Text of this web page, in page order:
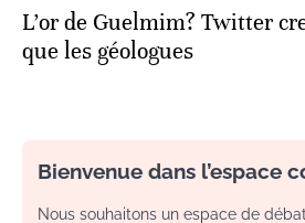
L’or de Guelmim? Twitter
que les géologues
Bienvenue dans l’espace
Nous souhaitons un espace de